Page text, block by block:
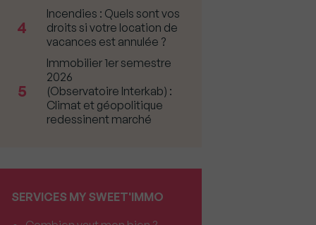
4
Incendies : Quels sont vos
droits si votre location de
vacances est annulée ?
5
Immobilier 1er semestre
2026
(Observatoire Interkab) :
Climat et géopolitique
redessinent marché
SERVICES MY SWEET'IMMO